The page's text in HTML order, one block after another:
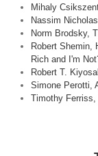
Mihaly
Nassim
Norm Brodsky,
Robert Shemin,
Rich and I'm
Robert T.
Simone Perotti,
Timothy Ferriss,